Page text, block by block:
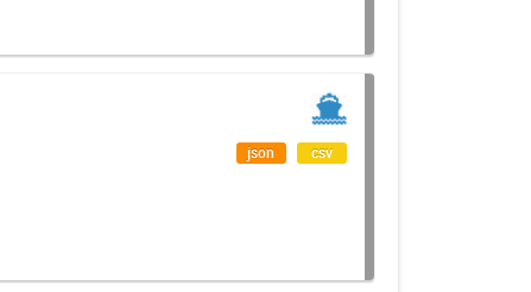
json csv